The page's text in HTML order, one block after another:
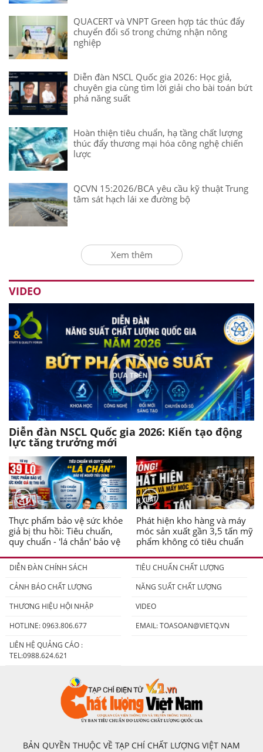
QUACERT và VNPT Green hợp tác thúc đẩy
chuyển đổi số trong chứng nhận nông
nghiệp
Diễn đàn NSCL Quốc gia 2026: Học giả,
chuyên gia cùng tìm lời giải cho bài toán bứt
phá năng suất
Hoàn thiện tiêu chuẩn, hạ tầng chất lượng
thúc đẩy thương mại hóa công nghệ chiến
lược
QCVN 15:2026/BCA yêu cầu kỹ thuật Trung
tâm sát hạch lái xe đường bộ
Xem thêm
VIDEO
Diễn đàn NSCL Quốc gia 2026: Kiến tạo động
lực tăng trưởng mới
Thực phẩm bảo vệ sức khỏe
giả bị thu hồi: Tiêu chuẩn,
quy chuẩn - 'lá chắn' bảo vệ
Phát hiện kho hàng và máy
móc sản xuất gần 3,5 tấn mỹ
phẩm không có tiêu chuẩn
DIỄN ĐÀN CHÍNH SÁCH
TIÊU CHUẨN CHẤT LƯỢNG
CẢNH BÁO CHẤT LƯỢNG
NĂNG SUẤT CHẤT LƯỢNG
THƯƠNG HIỆU HỘI NHẬP
VIDEO
HOTLINE: 0963.806.677
EMAIL:TOASOAN@VIETQ.VN
LIÊN HỆ QUẢNG CÁO :
TEL:0988.624.621
BẢN QUYỀN THUỘC VỀ TẠP CHÍ CHẤT LƯỢNG VIỆT NAM